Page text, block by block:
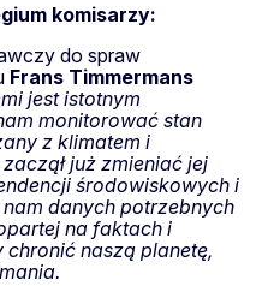
komisarzy:
do spraw
Frans Timmermans
jest istotnym
monitorować stan
z klimatem i
już zmieniać jej
środowiskowych i
danych potrzebnych
na faktach i
naszą planetę,